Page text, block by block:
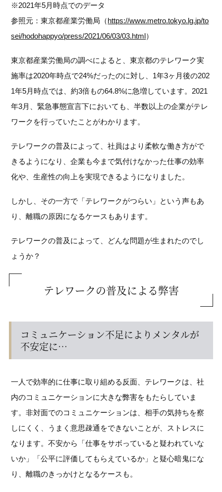
※2021年5月時点でのデータ
参照元：東京都産業労働局（https://www.metro.tokyo.lg.jp/to
sei/hodohappyo/press/2021/06/03/03.html）
東京都産業労働局の調べによると、東京都のテレワーク実
施率は2020年時点で24%だったのに対し、1年3ヶ月後の202
1年5月時点では、約3倍もの64.8%に急増しています。2021
年3月、緊急事態宣言下においても、半数以上の企業がテレ
ワークを行っていたことがわかります。
テレワークの普及によって、社員はより柔軟な働き方がで
きるようになり、企業も今まで気付けなかった仕事の効率
化や、生産性の向上を実現できるようになりました。
しかし、その一方で「テレワークがつらい」という声もあ
り、離職の原因になるケースもあります。
テレワークの普及によって、どんな問題が生まれたのでし
ょうか？
テレワークの普及による弊害
コミュニケーション不足によりメンタルが
不安定に…
一人で効率的に仕事に取り組める反面、テレワークは、社
内のコミュニケーションに大きな弊害をもたらしていま
す。非対面でのコミュニケーションは、相手の気持ちを察
しにくく、うまく意思疎通をできないことが、ストレスに
なります。不安から「仕事をサボっていると疑われていな
いか」「公平に評価してもらえているか」と疑心暗鬼にな
り、離職のきっかけとなるケースも。